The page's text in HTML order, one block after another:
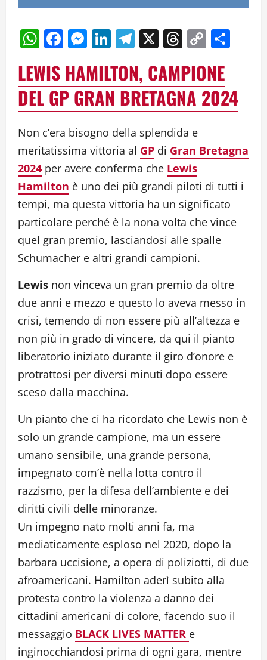
WhatsApp
Facebook
Messenger
LinkedIn
Telegram
X Threads
Copy
LEWIS HAMILTON, CAMPIONE
DEL GP GRAN BRETAGNA 2024
Non c’era bisogno della splendida e
meritatissima vittoria al GP di Gran Bretagna
2024 per avere conferma che Lewis
Hamilton è uno dei più grandi piloti di tutti i
tempi, ma questa vittoria ha un significato
particolare perché è la nona volta che vince
quel gran premio, lasciandosi alle spalle
Schumacher e altri grandi campioni.
Lewis non vinceva un gran premio da oltre
due anni e mezzo e questo lo aveva messo in
crisi, temendo di non essere più all’altezza e
non più in grado di vincere, da qui il pianto
liberatorio iniziato durante il giro d’onore e
protrattosi per diversi minuti dopo essere
sceso dalla macchina.
Un pianto che ci ha ricordato che Lewis non è
solo un grande campione, ma un essere
umano sensibile, una grande persona,
impegnato com’è nella lotta contro il
razzismo, per la difesa dell’ambiente e dei
diritti civili delle minoranze.
Un impegno nato molti anni fa, ma
mediaticamente esploso nel 2020, dopo la
barbara uccisione, a opera di poliziotti, di due
afroamericani. Hamilton aderì subito alla
protesta contro la violenza a danno dei
cittadini americani di colore, facendo suo il
messaggio BLACK LIVES MATTER e
inginocchiandosi prima di ogni gara, mentre